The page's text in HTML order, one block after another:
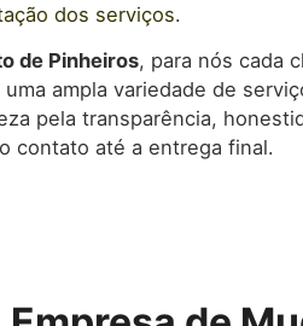
dos serviços.
de Pinheiros, para nós cada
ampla variedade de
pela transparência,
contato até a entrega final.